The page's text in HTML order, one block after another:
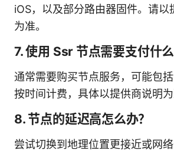
iOS，以及部分路由器固件。请以
为准。
7. 使用 Ssr 节点需要支付什么
通常需要购买节点服务，可能包
按时间计费，具体以提供商说明为
8. 节点的延迟高怎么办？
尝试切换到地理位置更接近或网